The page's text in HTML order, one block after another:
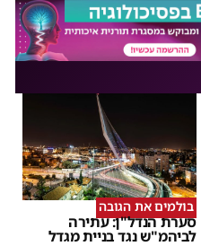
בולמים את הגובה
סערת הנדל"ן: עתירה
לביהמ"ש נגד בניית מגדל